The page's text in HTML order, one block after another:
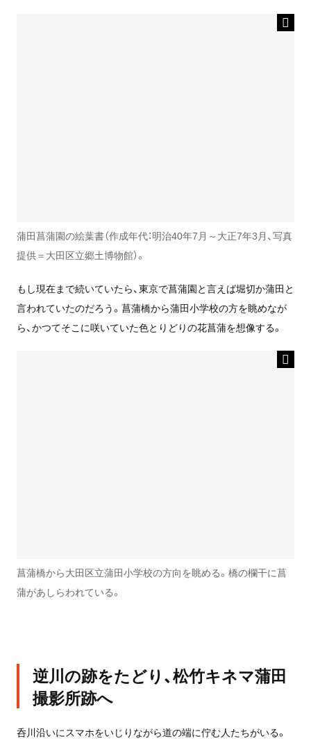
蒲田菖蒲園の絵葉書（作成年代：明治40年7月～大正7年3月、写真
提供＝大田区立郷土博物館）。
もし現在まで続いていたら、東京で菖蒲園と言えば堀切か蒲田と
言われていたのだろう。菖蒲橋から蒲田小学校の方を眺めなが
ら、かつてそこに咲いていた色とりどりの花菖蒲を想像する。
菖蒲橋から大田区立蒲田小学校の方向を眺める。橋の欄干に菖
蒲があしらわれている。
逆川の跡をたどり、松竹キネマ蒲田
撮影所跡へ
呑川沿いにスマホをいじりながら道の端に佇む人たちがいる。